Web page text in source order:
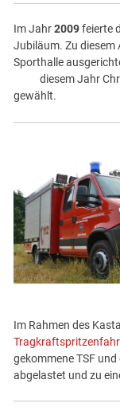
Im Jahr2009feierte
Jubiläum. Zu diesem
Sporthalle
diesem Jahr
gewählt.
Im Rahmen des
gekommene TSF
abgelastet und zu